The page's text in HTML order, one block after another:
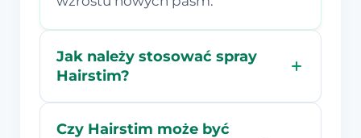
Jak należy stosować spray
Hairstim?
Czy Hairstim może być